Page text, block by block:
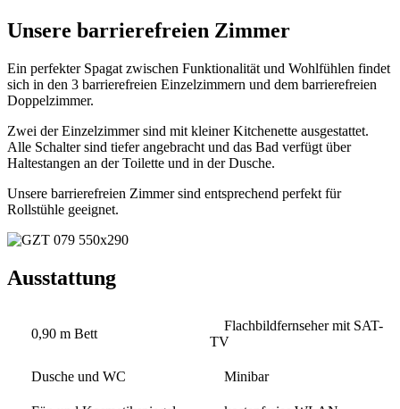
Unsere barrierefreien Zimmer
Ein perfekter Spagat zwischen Funktionalität und Wohlfühlen findet
sich in den 3 barrierefreien Einzelzimmern und dem barrierefreien
Doppelzimmer.
Zwei der Einzelzimmer sind mit kleiner Kitchenette ausgestattet.
Alle Schalter sind tiefer angebracht und das Bad verfügt über
Haltestangen an der Toilette und in der Dusche.
Unsere barrierefreien Zimmer sind entsprechend perfekt für
Rollstühle geeignet.
Ausstattung
0,90 m Bett
Flachbildfernseher mit SAT-
TV
Dusche und WC Minibar